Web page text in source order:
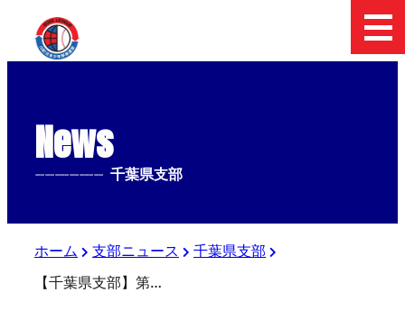
News
-------------- 千葉県支部
ホーム 支部ニュース
千葉県支部
【千葉県支部】第2回LOPIカップ争奪ジュニア大会（５年生以下）